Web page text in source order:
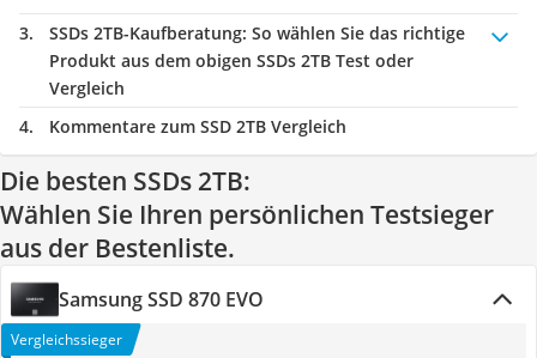
SSDs 2TB-Kaufberatung: So wählen Sie das richtige
Produkt aus dem obigen SSDs 2TB Test oder
Vergleich
Kommentare zum SSD 2TB Vergleich
Die besten SSDs 2TB:
Wählen Sie Ihren persönlichen Testsieger
aus der Bestenliste.
Samsung SSD 870 EVO
Vergleichssieger